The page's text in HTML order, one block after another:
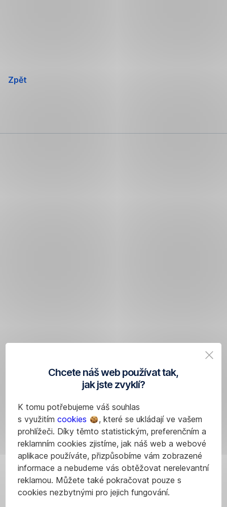
Chcete náš web používat tak,
jak jste zvyklí?
K tomu potřebujeme váš souhlas
s využitím cookies
, které se ukládají ve vašem
prohlížeči. Díky těmto statistickým, preferenčním a
reklamním cookies zjistíme, jak náš web a webové
aplikace používáte, přizpůsobíme vám zobrazené
informace a nebudeme vás obtěžovat nerelevantní
reklamou. Můžete také pokračovat pouze s
cookies nezbytnými pro jejich fungování.
Zpět